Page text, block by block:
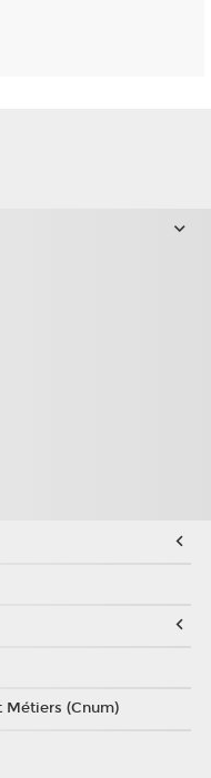
Métiers (Cnum)